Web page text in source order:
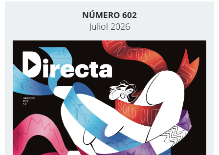
NÚMERO 602
Juliol 2026